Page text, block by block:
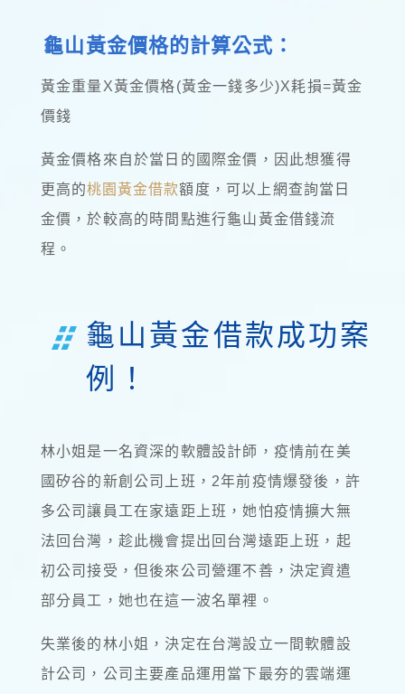
龜山黃金價格的計算公式：
黃金重量X黃金價格(黃金一錢多少)X耗損=黃金
價錢
黃金價格來自於當日的國際金價，因此想獲得
更高的桃園黃金借款額度，可以上網查詢當日
金價，於較高的時間點進行龜山黃金借錢流
程。
龜山黃金借款成功案
例！
林小姐是一名資深的軟體設計師，疫情前在美
國矽谷的新創公司上班，2年前疫情爆發後，許
多公司讓員工在家遠距上班，她怕疫情擴大無
法回台灣，趁此機會提出回台灣遠距上班，起
初公司接受，但後來公司營運不善，決定資遣
部分員工，她也在這一波名單裡。
失業後的林小姐，決定在台灣設立一間軟體設
計公司，公司主要產品運用當下最夯的雲端運